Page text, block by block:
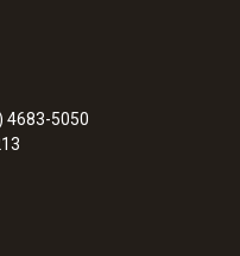
4683-5050